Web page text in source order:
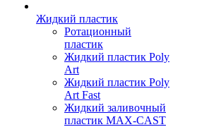
Жидкий пластик
Ротационный
пластик
Жидкий пластик Poly
Art
Жидкий пластик Poly
Art Fast
Жидкий заливочный
пластик MAX-CAST